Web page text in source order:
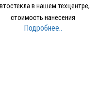
в нашем техцентре,
стоимость нанесения
нанопокрытия для стекол
Подробнее..